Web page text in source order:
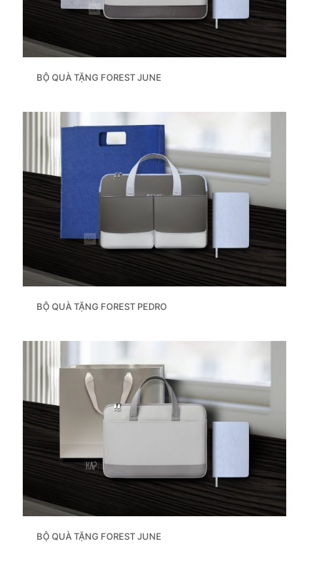
BỘ QUÀ TẶNG FOREST JUNE
BỘ QUÀ TẶNG FOREST PEDRO
BỘ QUÀ TẶNG FOREST JUNE